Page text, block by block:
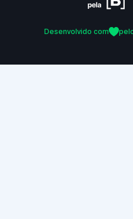
Desenvolvido com